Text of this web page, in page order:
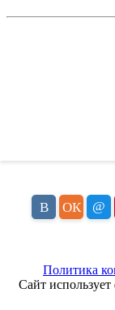
В ОК @
Политика
Сайт